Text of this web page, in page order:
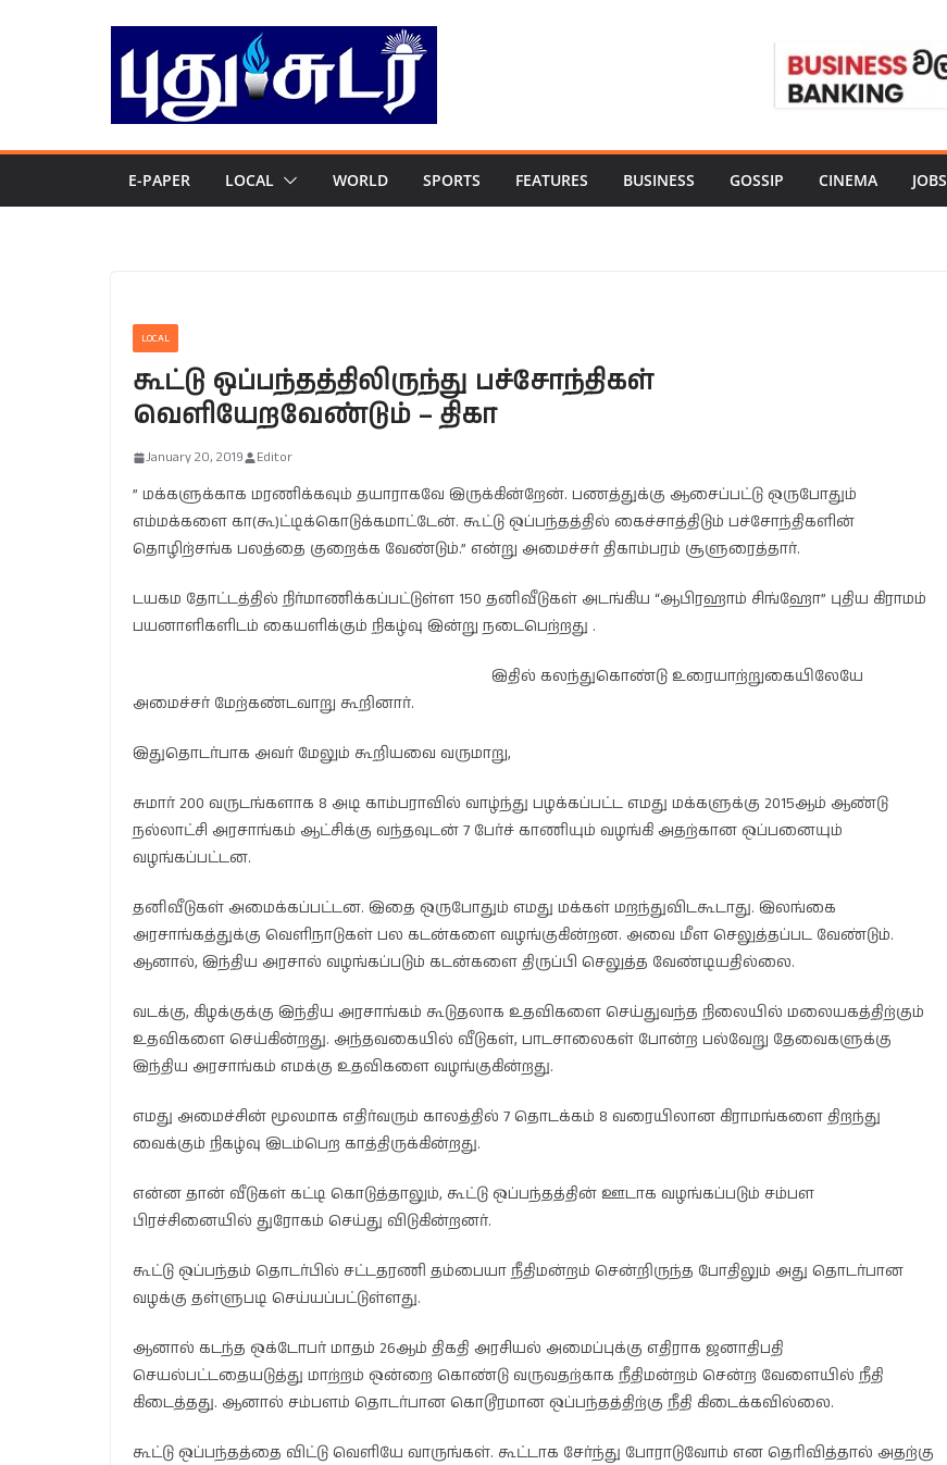
E-PAPER LOCAL WORLD SPORTS FEATURES BUSINESS GOSSIP CINEMA JOBS
LOCAL
கூட்டு ஒப்பந்தத்திலிருந்து பச்சோந்திகள்
வெளியேறவேண்டும் – திகா
January 20, 2019 Editor
” மக்களுக்காக மரணிக்கவும் தயாராகவே இருக்கின்றேன். பணத்துக்கு ஆசைப்பட்டு ஒருபோதும்
எம்மக்களை கா(கூ)ட்டிக்கொடுக்கமாட்டேன். கூட்டு ஒப்பந்தத்தில் கைச்சாத்திடும் பச்சோந்திகளின்
தொழிற்சங்க பலத்தை குறைக்க வேண்டும்.” என்று அமைச்சர் திகாம்பரம் சூளுரைத்தார்.
டயகம தோட்டத்தில் நிர்மாணிக்கப்பட்டுள்ள 150 தனிவீடுகள் அடங்கிய “ஆபிரஹாம் சிங்ஹோ” புதிய கிராமம்
பயனாளிகளிடம் கையளிக்கும் நிகழ்வு இன்று நடைபெற்றது .
இதில் கலந்துகொண்டு உரையாற்றுகையிலேயே
அமைச்சர் மேற்கண்டவாறு கூறினார்.
இதுதொடர்பாக அவர் மேலும் கூறியவை வருமாறு,
சுமார் 200 வருடங்களாக 8 அடி காம்பராவில் வாழ்ந்து பழக்கப்பட்ட எமது மக்களுக்கு 2015ஆம் ஆண்டு
நல்லாட்சி அரசாங்கம் ஆட்சிக்கு வந்தவுடன் 7 பேர்ச் காணியும் வழங்கி அதற்கான ஒப்பனையும்
வழங்கப்பட்டன.
தனிவீடுகள் அமைக்கப்பட்டன. இதை ஒருபோதும் எமது மக்கள் மறந்துவிடகூடாது. இலங்கை
அரசாங்கத்துக்கு வெளிநாடுகள் பல கடன்களை வழங்குகின்றன. அவை மீள செலுத்தப்பட வேண்டும்.
ஆனால், இந்திய அரசால் வழங்கப்படும் கடன்களை திருப்பி செலுத்த வேண்டியதில்லை.
வடக்கு, கிழக்குக்கு இந்திய அரசாங்கம் கூடுதலாக உதவிகளை செய்துவந்த நிலையில் மலையகத்திற்கும்
உதவிகளை செய்கின்றது. அந்தவகையில் வீடுகள், பாடசாலைகள் போன்ற பல்வேறு தேவைகளுக்கு
இந்திய அரசாங்கம் எமக்கு உதவிகளை வழங்குகின்றது.
எமது அமைச்சின் மூலமாக எதிர்வரும் காலத்தில் 7 தொடக்கம் 8 வரையிலான கிராமங்களை திறந்து
வைக்கும் நிகழ்வு இடம்பெற காத்திருக்கின்றது.
என்ன தான் வீடுகள் கட்டி கொடுத்தாலும், கூட்டு ஒப்பந்தத்தின் ஊடாக வழங்கப்படும் சம்பள
பிரச்சினையில் துரோகம் செய்து விடுகின்றனர்.
கூட்டு ஒப்பந்தம் தொடர்பில் சட்டதரணி தம்பையா நீதிமன்றம் சென்றிருந்த போதிலும் அது தொடர்பான
வழக்கு தள்ளுபடி செய்யப்பட்டுள்ளது.
ஆனால் கடந்த ஒக்டோபர் மாதம் 26ஆம் திகதி அரசியல் அமைப்புக்கு எதிராக ஜனாதிபதி
செயல்பட்டதையடுத்து மாற்றம் ஒன்றை கொண்டு வருவதற்காக நீதிமன்றம் சென்ற வேளையில் நீதி
கிடைத்தது. ஆனால் சம்பளம் தொடர்பான கொடூரமான ஒப்பந்தத்திற்கு நீதி கிடைக்கவில்லை.
கூட்டு ஒப்பந்தத்தை விட்டு வெளியே வாருங்கள். கூட்டாக சேர்ந்து போராடுவோம் என தெரிவித்தால் அதற்கு